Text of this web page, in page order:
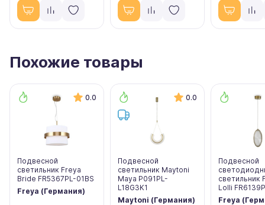
Похожие товары
0.0
Подвесной
светильник Freya
Bride FR5367PL-01BS
Freya (Германия)
0.0
Подвесной
светильник Maytoni
Maya P091PL-
L18G3K1
Maytoni (Германия)
Подвесной
светильник
Lolli
Freya